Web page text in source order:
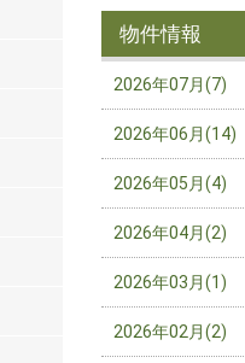
物件情報
2026年07月(7)
2026年06月(14)
2026年05月(4)
2026年04月(2)
2026年03月(1)
2026年02月(2)